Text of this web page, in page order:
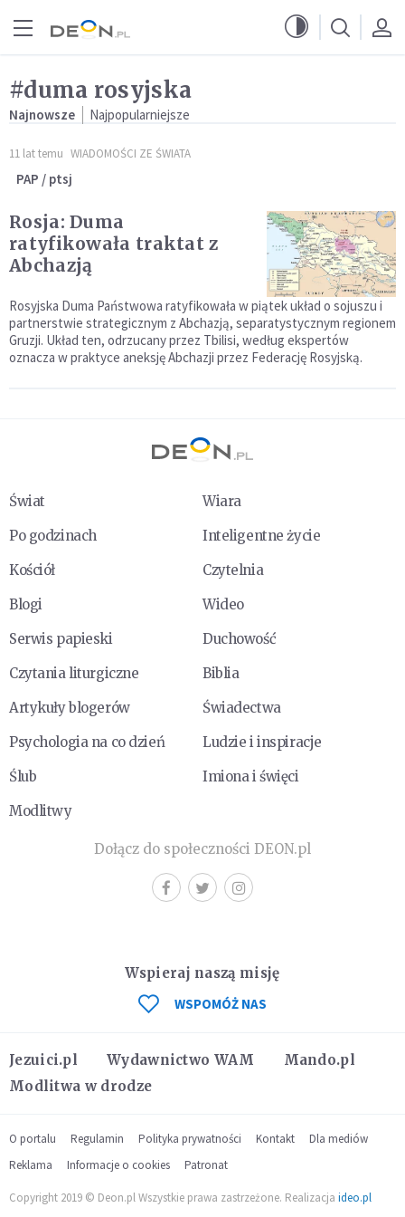
#duma rosyjska
Najnowsze Najpopularniejsze
11 lat temu WIADOMOŚCI ZE ŚWIATA
PAP / ptsj
Rosja: Duma
ratyfikowała traktat z
Abchazją
Rosyjska Duma Państwowa ratyfikowała w piątek układ o sojuszu i
partnerstwie strategicznym z Abchazją, separatystycznym regionem
Gruzji. Układ ten, odrzucany przez Tbilisi, według ekspertów
oznacza w praktyce aneksję Abchazji przez Federację Rosyjską.
Świat
Wiara
Po godzinach
Inteligentne życie
Kościół
Czytelnia
Blogi
Wideo
Serwis papieski
Duchowość
Czytania liturgiczne
Biblia
Artykuły blogerów
Świadectwa
Psychologia na co dzień
Ludzie i inspiracje
Ślub
Imiona i święci
Modlitwy
Dołącz do społeczności DEON.pl
Jezuici.pl Wydawnictwo WAM
Mando.pl
Modlitwa w drodze
Wspieraj naszą misję
WSPOMÓŻ NAS
O portalu Regulamin Polityka prywatności Kontakt
Dla mediów
Reklama
Informacje o cookies Patronat
Copyright 2019 © Deon.pl Wszystkie prawa zastrzeżone. Realizacja ideo.pl